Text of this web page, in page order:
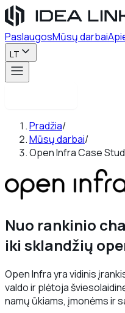
PaslaugosMūsų darbai
LT
Pradžia/
Mūsų darbai/
Open Infra Case
Nuo rankinio
iki sklandžių
Open Infra yra vidinis
valdo ir plėtoja
namų ūkiams, įmonėms ir